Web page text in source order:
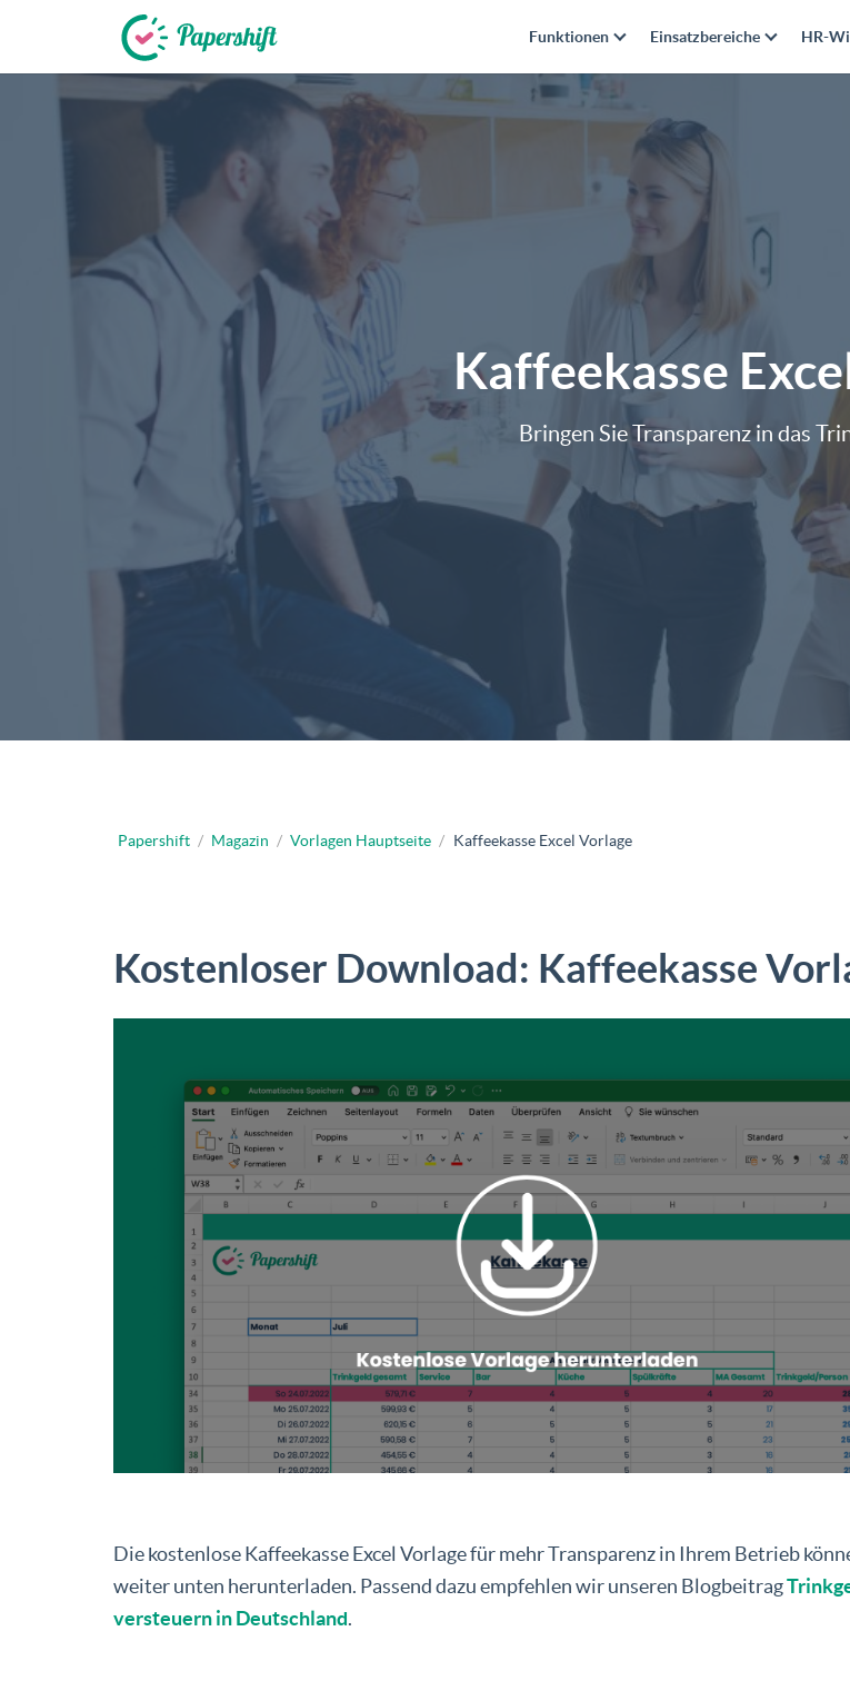
+49 721 50 95 79 69
Funktionen Einsatzbereiche HR-
Kaffeekasse
Bringen Sie Transparenz in das
Papershift / Magazin / Vorlagen Hauptseite / Kaffeekasse Excel Vorlage
Kostenloser Download: Kaffeekasse
Die kostenlose Kaffeekasse Excel Vorlage für mehr Transparenz in Ihrem Betrieb
weiter unten herunterladen. Passend dazu empfehlen wir unseren Blogbeitrag
versteuern in Deutschland.